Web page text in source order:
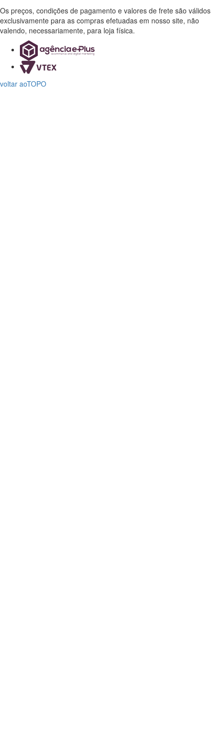
Os preços, condições de pagamento e valores de frete são válidos
exclusivamente para as compras efetuadas em nosso site, não
valendo, necessariamente, para loja física.
voltar aoTOPO